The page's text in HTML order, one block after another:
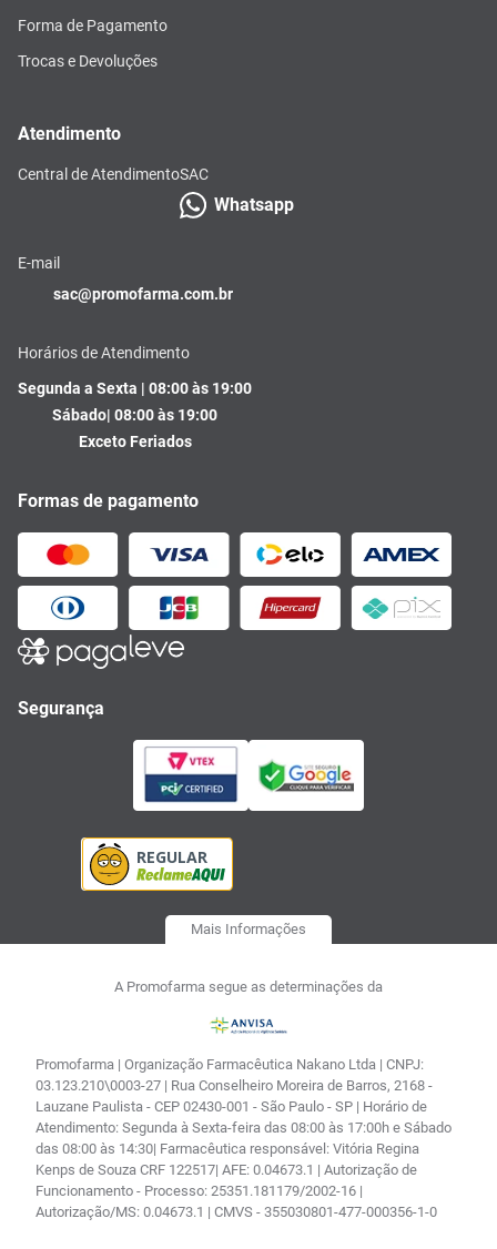
Forma de Pagamento
Trocas e Devoluções
Atendimento
Central de AtendimentoSAC
Whatsapp
E-mail
sac@promofarma.com.br
Horários de Atendimento
Segunda a Sexta | 08:00 às 19:00
Sábado| 08:00 às 19:00
Exceto Feriados
Formas de pagamento
Segurança
Mais Informações
A Promofarma segue as determinações da
Promofarma | Organização Farmacêutica Nakano Ltda | CNPJ:
03.123.210\0003-27 | Rua Conselheiro Moreira de Barros, 2168 -
Lauzane Paulista - CEP 02430-001 - São Paulo - SP | Horário de
Atendimento: Segunda à Sexta-feira das 08:00 às 17:00h e Sábado
das 08:00 às 14:30| Farmacêutica responsável: Vitória Regina
Kenps de Souza CRF 122517| AFE: 0.04673.1 | Autorização de
Funcionamento - Processo: 25351.181179/2002-16 |
Autorização/MS: 0.04673.1 | CMVS - 355030801-477-000356-1-0